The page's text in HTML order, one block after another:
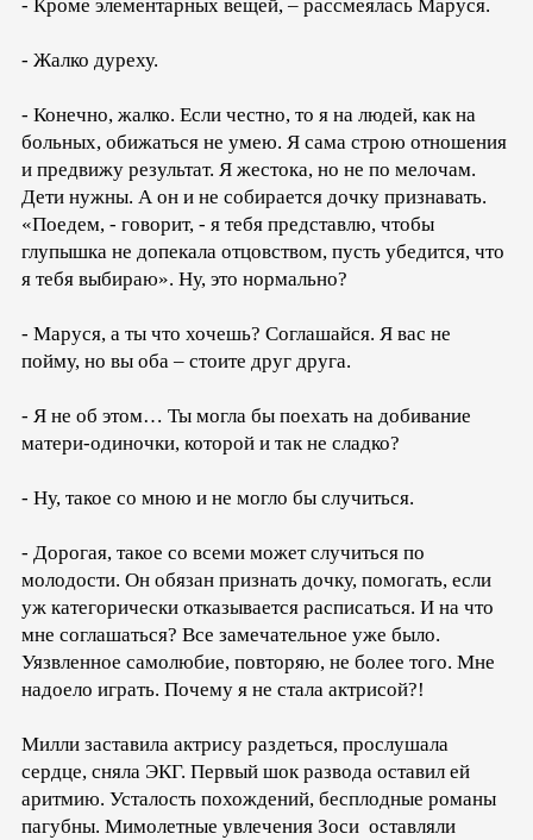
- Кроме элементарных вещей, – рассмеялась Маруся.
- Жалко дуреху.
- Конечно, жалко. Если честно, то я на людей, как на
больных, обижаться не умею. Я сама строю отношения
и предвижу результат. Я жестока, но не по мелочам.
Дети нужны. А он и не собирается дочку признавать.
«Поедем, - говорит, - я тебя представлю, чтобы
глупышка не допекала отцовством, пусть убедится, что
я тебя выбираю». Ну, это нормально?
- Маруся, а ты что хочешь? Соглашайся. Я вас не
пойму, но вы оба – стоите друг друга.
- Я не об этом… Ты могла бы поехать на добивание
матери-одиночки, которой и так не сладко?
- Ну, такое со мною и не могло бы случиться.
- Дорогая, такое со всеми может случиться по
молодости. Он обязан признать дочку, помогать, если
уж категорически отказывается расписаться. И на что
мне соглашаться? Все замечательное уже было.
Уязвленное самолюбие, повторяю, не более того. Мне
надоело играть. Почему я не стала актрисой?!
Милли заставила актрису раздеться, прослушала
сердце, сняла ЭКГ. Первый шок развода оставил ей
аритмию. Усталость похождений, бесплодные романы
пагубны. Мимолетные увлечения Зоси оставляли